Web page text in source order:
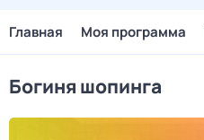
Главная Моя программа
Богиня шопинга